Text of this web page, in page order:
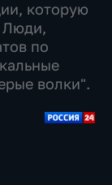
которую
Люди,
по
волки".